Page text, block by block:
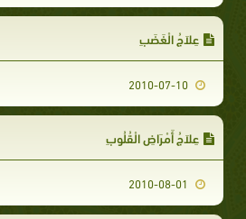
عِلاَجُ الْغَضَبِ
عِلاَجُ أَمْرَاضِ الْقُلُوبِ